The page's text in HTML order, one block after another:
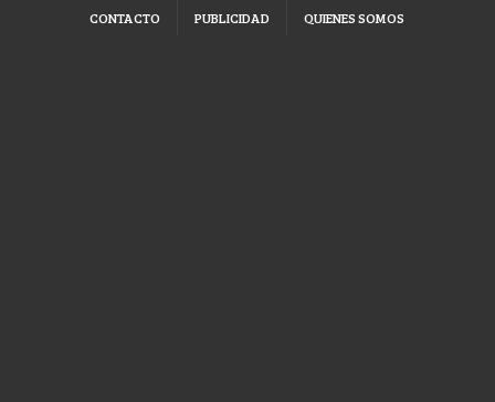
CONTACTO PUBLICIDAD QUIENES SOMOS